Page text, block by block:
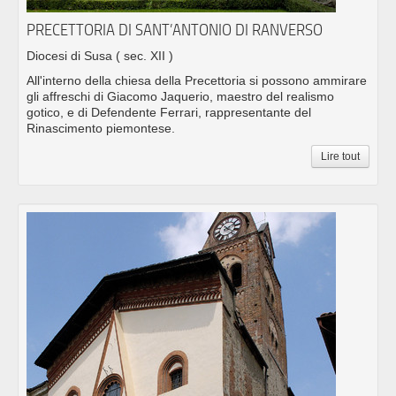
PRECETTORIA DI SANT’ANTONIO DI RANVERSO
Diocesi di Susa ( sec. XII )
All'interno della chiesa della Precettoria si possono ammirare
gli affreschi di Giacomo Jaquerio, maestro del realismo
gotico, e di Defendente Ferrari, rappresentante del
Rinascimento piemontese.
Lire tout